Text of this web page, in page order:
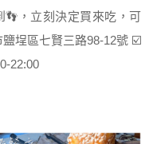
👣，立刻決定買來吃，可
鹽埕區七賢三路98-12號 ☑️
22:00